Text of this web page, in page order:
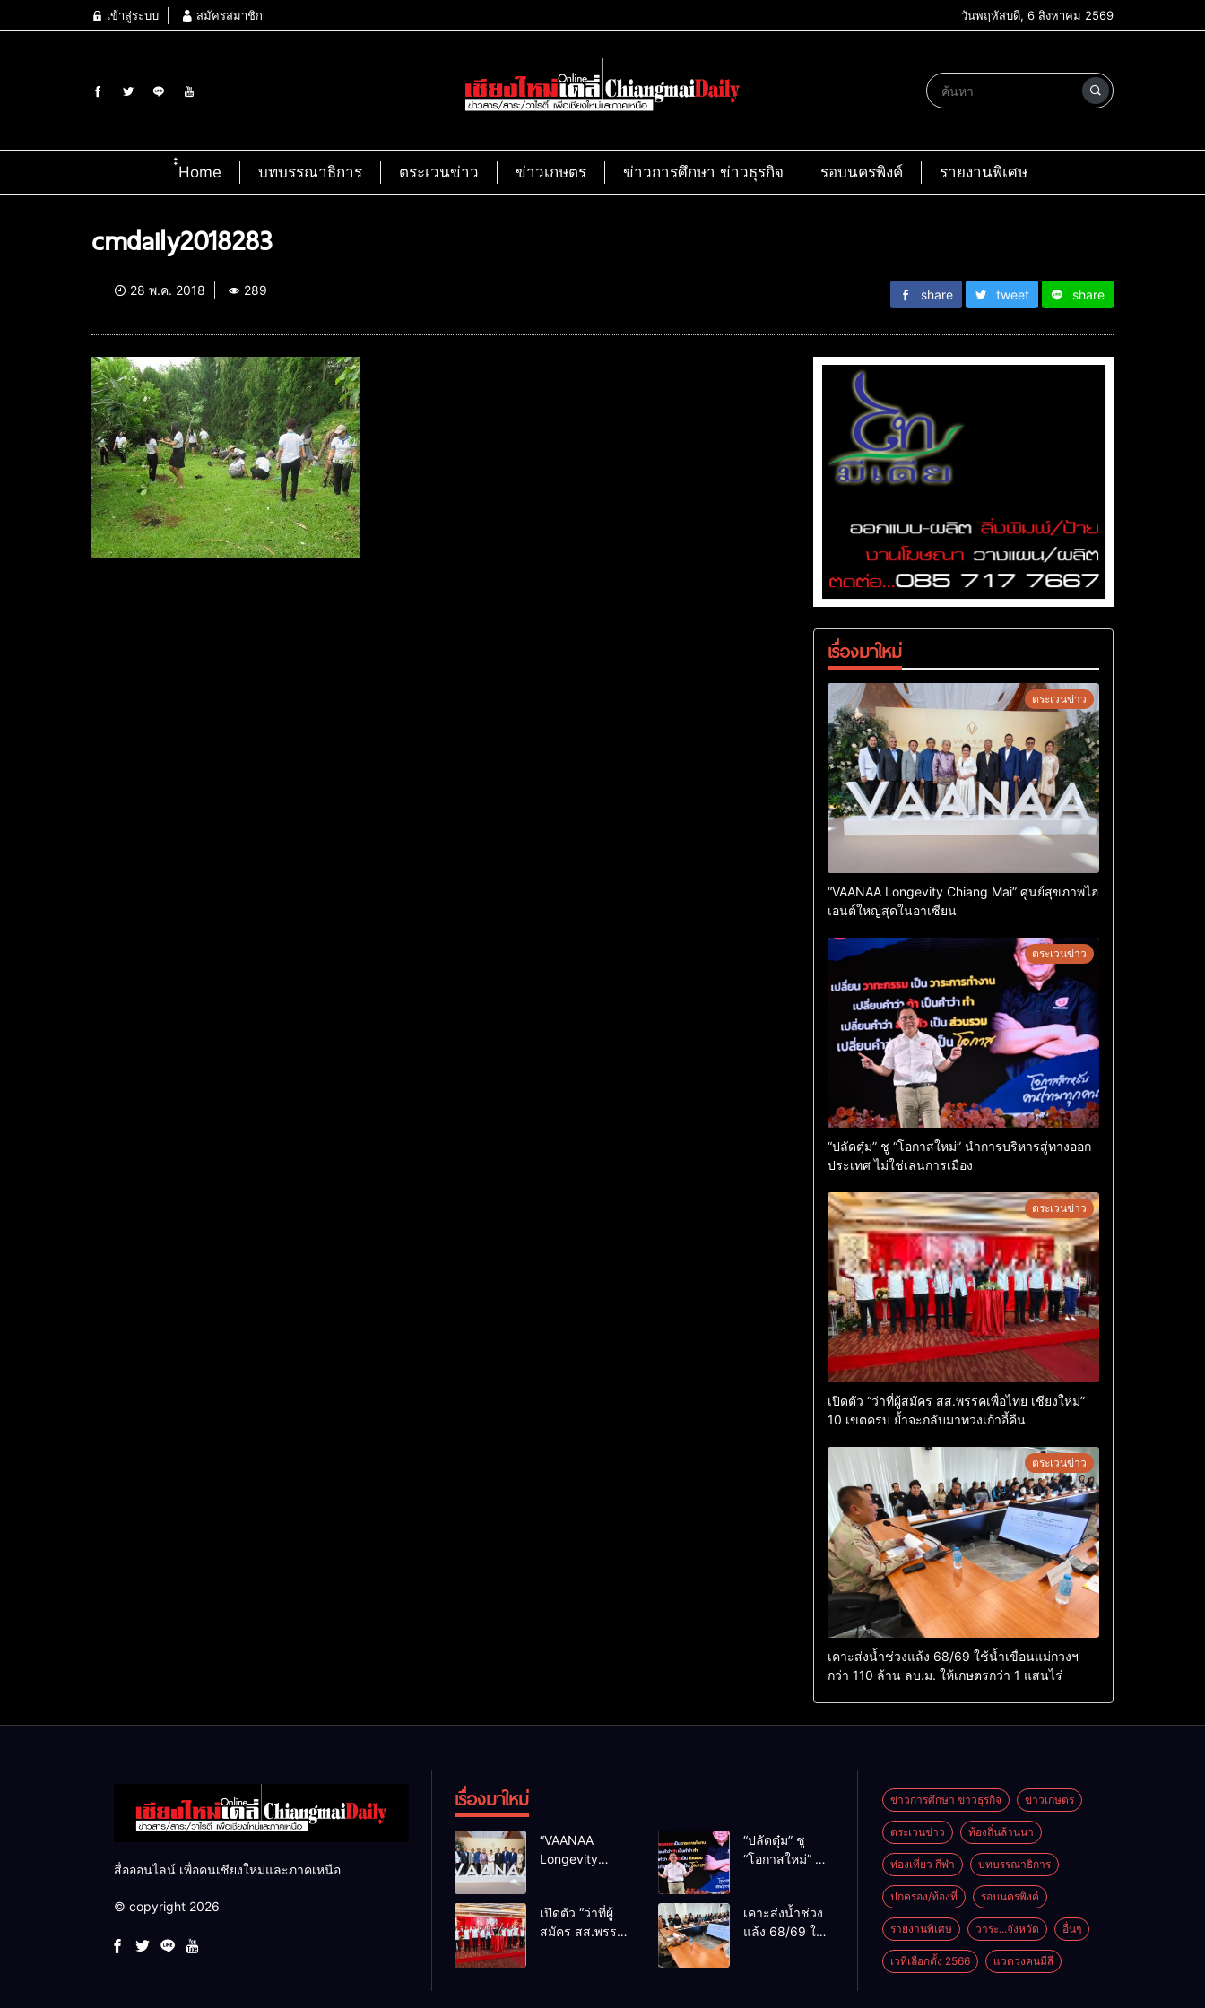
เข้าสู่ระบบ สมัครสมาชิก วันพฤหัสบดี, 6 สิงหาคม 2569
๋๋Home บทบรรณาธิการ ตระเวนข่าว ข่าวเกษตร ข่าวการศึกษา ข่าวธุรกิจ รอบนครพิงค์ รายงานพิเศษ
cmdaily2018283
28 พ.ค. 2018 289 share tweet share
เรื่องมาใหม่
ตระเวนข่าว
“VAANAA Longevity Chiang Mai” ศูนย์สุขภาพไฮ
เอนต์ใหญ่สุดในอาเซียน
ตระเวนข่าว
“ปลัดตุ๋ม” ชู “โอกาสใหม่” นำการบริหารสู่ทางออก
ประเทศ ไม่ใช่เล่นการเมือง
ตระเวนข่าว
เปิดตัว “ว่าที่ผู้สมัคร สส.พรรคเพื่อไทย เชียงใหม่”
10 เขตครบ ย้ำจะกลับมาทวงเก้าอี้คืน
ตระเวนข่าว
เคาะส่งน้ำช่วงแล้ง 68/69 ใช้น้ำเขื่อนแม่กวงฯ
กว่า 110 ล้าน ลบ.ม. ให้เกษตรกว่า 1 แสนไร่
สื่อออนไลน์ เพื่อคนเชียงใหม่และภาคเหนือ
© copyright 2026
เรื่องมาใหม่
“VAANAA
Longevity
เอนต์ใหญ่สุดใน
อาเซียน
“ปลัดตุ๋ม” ชู
“โอกาสใหม่” นำ
ไม่ใช่เล่น
การเมือง
เปิดตัว “ว่าที่ผู้
สมัคร สส.พรรค
เคาะส่งน้ำช่วง
แล้ง 68/69 ใช้
ข่าวการศึกษา ข่าวธุรกิจ ข่าวเกษตร
ตระเวนข่าว ท้องถิ่นล้านนา
ท่องเที่ยว กีฬา บทบรรณาธิการ
ปกครอง/ท้องที่ รอบนครพิงค์
รายงานพิเศษ วาระ...จังหวัด อื่นๆ
เวทีเลือกตั้ง 2566 แวดวงคนมีสี